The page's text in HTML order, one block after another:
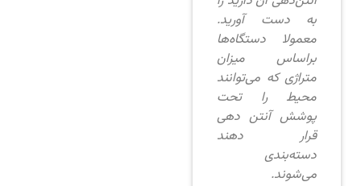
به دست آورید.
معمولا دستگاه‌ها
براساس میزان
متراژی که می‌توانند
محیط را تحت
پوشش آنتن دهی
قرار دهند
دسته‌بندی
می‌شوند.